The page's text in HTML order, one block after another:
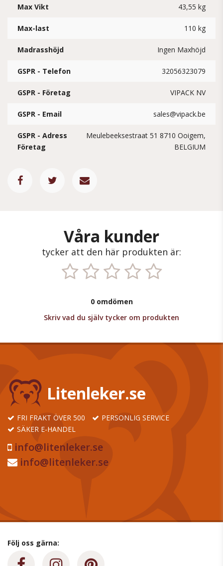
Max Vikt 43,55 kg
Max-last 110 kg
Madrasshöjd Ingen Maxhöjd
GSPR - Telefon 32056323079
GSPR - Företag VIPACK NV
GSPR - Email sales@vipack.be
GSPR - Adress
Företag
Meulebeeksestraat 51 8710 Ooigem,
BELGIUM
Våra kunder
tycker att den här produkten är:
0 omdömen
Skriv vad du själv tycker om produkten
Litenleker.se
FRI FRAKT ÖVER 500
PERSONLIG SERVICE
SÄKER E-HANDEL
info@litenleker.se
info@litenleker.se
Följ oss gärna: